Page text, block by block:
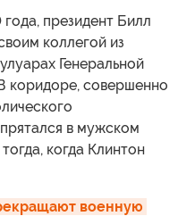
президент Билл
коллегой из
Генеральной
совершенно
в мужском
когда Клинтон
военную